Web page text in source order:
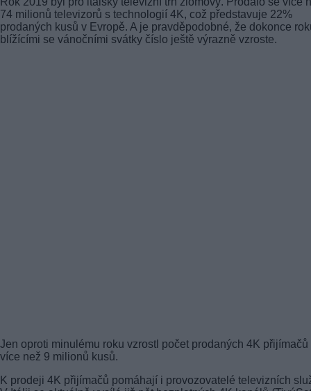
74 milionů televizorů s technologií 4K, což představuje 22%
prodaných kusů v Evropě. A je pravděpodobné, že dokonce
blížícími se vánočními svátky číslo ještě výrazně vzroste.
Jen oproti minulému roku vzrostl počet prodaných 4K přijímačů
více než 9 milionů kusů.
K prodeji 4K přijímačů pomáhají i provozovatelé televizních